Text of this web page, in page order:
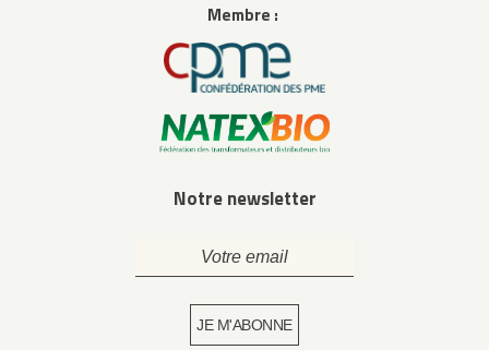
Membre :
Notre newsletter